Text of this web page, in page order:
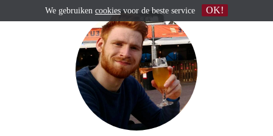
We gebruiken cookiesvoor de beste service OK!